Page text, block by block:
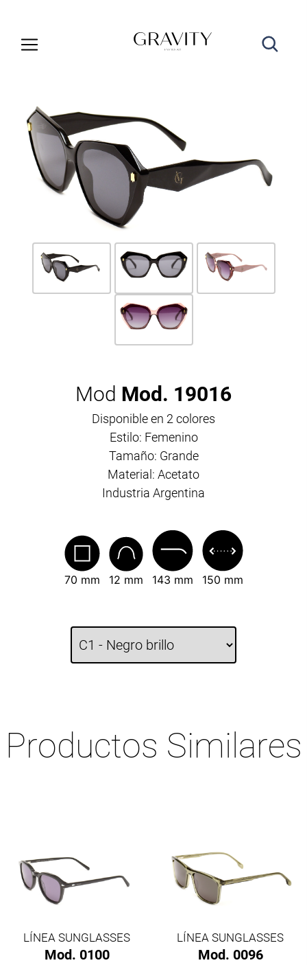
Mod Mod. 19016
Disponible en 2 colores
Estilo: Femenino
Tamaño: Grande
Material: Acetato
Industria Argentina
70 mm 12 mm 143 mm 150 mm
Productos Similares
LÍNEA SUNGLASSES
Mod. 0100
LÍNEA SUNGLASSES
Mod. 0096